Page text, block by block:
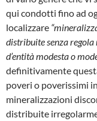
qui condotti fino ad
localizza­re
distribuite senza regola
d’entità modesta o
definitivamente
poveri o poverissimi
mineralizzazioni
distribui­te